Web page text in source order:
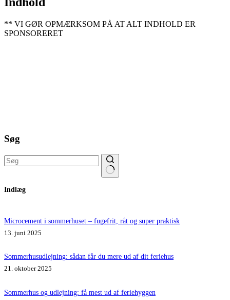
** VI GØR OPMÆRKSOM PÅ AT ALT INDHOLD ER
SPONSORERET
Søg
resultater
Indlæg
Microcement i sommerhuset – fugefrit, råt og super praktisk
13. juni 2025
Sommerhusudlejning: sådan får du mere ud af dit feriehus
21. oktober 2025
Sommerhus og udlejning: få mest ud af feriehyggen